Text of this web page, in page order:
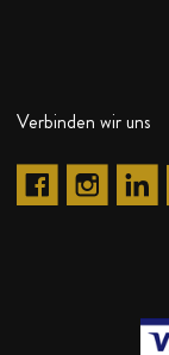
Verbinden wir uns